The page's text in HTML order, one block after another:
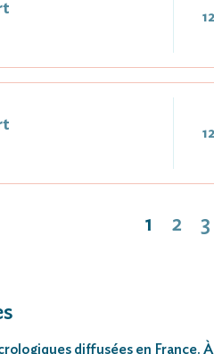
1 2 3
diffusées en France.